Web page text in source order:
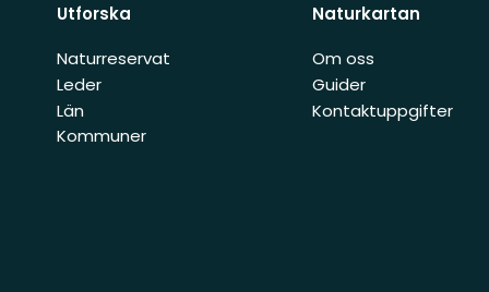
Utforska
Naturreservat
Leder
Län
Kommuner
Naturkartan
Om oss
Guider
Kontaktuppgifter